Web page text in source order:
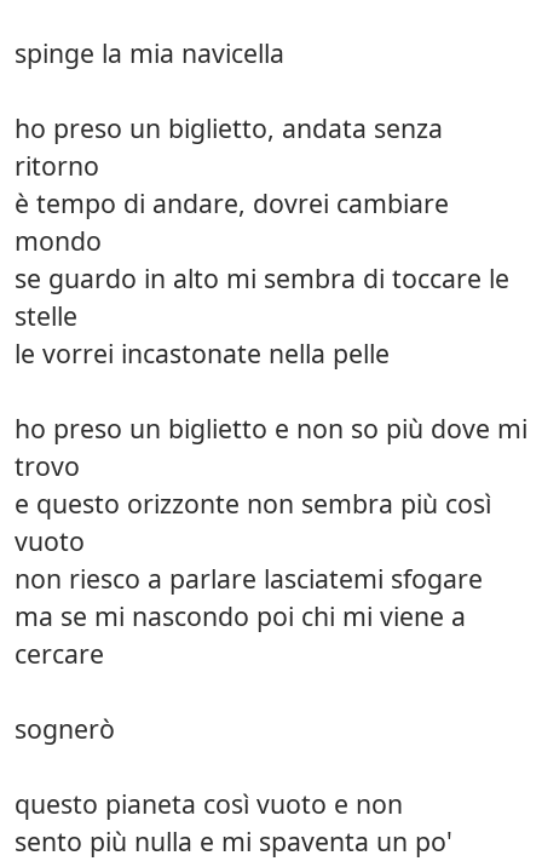
spinge la mia navicella
ho preso un biglietto, andata senza
ritorno
è tempo di andare, dovrei cambiare
mondo
se guardo in alto mi sembra di toccare le
stelle
le vorrei incastonate nella pelle
ho preso un biglietto e non so più dove mi
trovo
e questo orizzonte non sembra più così
vuoto
non riesco a parlare lasciatemi sfogare
ma se mi nascondo poi chi mi viene a
cercare
sognerò
questo pianeta così vuoto e non
sento più nulla e mi spaventa un po'